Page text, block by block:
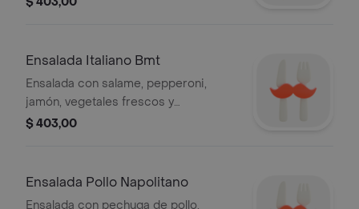
Ensalada Italiano Bmt
Ensalada con salame, pepperoni,
jamón, vegetales frescos y
condimentos a tu gusto.
$ 403,00
Ensalada Pollo Napolitano
Ensalada con pechuga de pollo,